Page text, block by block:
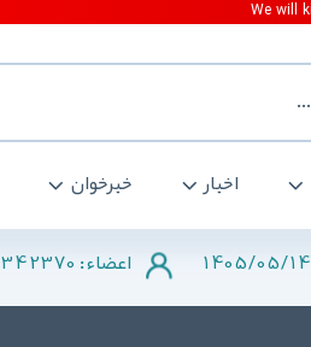
اخبار خبرخوان
1405/05/14 اعضاء : 342370